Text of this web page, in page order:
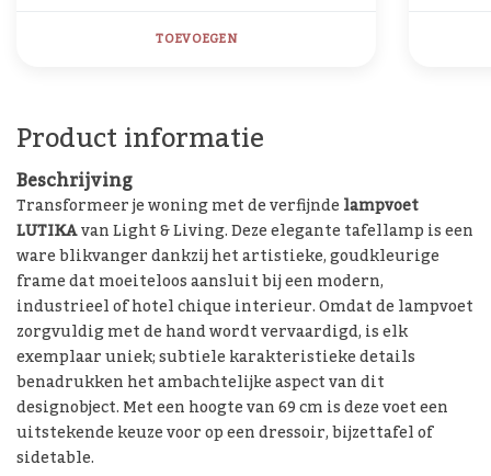
TOEVOEGEN
Product informatie
Beschrijving
Transformeer je woning met de verfijndelampvoet
LUTIKAvan Light & Living. Deze elegante tafellamp is een
ware blikvanger dankzij het artistieke, goudkleurige
frame dat moeiteloos aansluit bij een modern,
industrieel of hotel chique interieur. Omdat de lampvoet
zorgvuldig met de hand wordt vervaardigd, is elk
exemplaar uniek; subtiele karakteristieke details
benadrukken het ambachtelijke aspect van dit
designobject. Met een hoogte van 69 cm is deze voet een
uitstekende keuze voor op een dressoir, bijzettafel of
sidetable.